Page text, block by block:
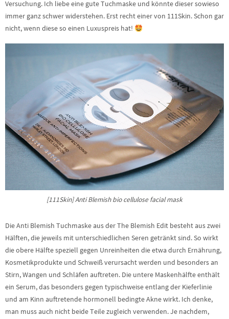
Versuchung. Ich liebe eine gute Tuchmaske und könnte dieser sowieso
immer ganz schwer widerstehen. Erst recht einer von 111Skin. Schon gar
nicht, wenn diese so einen Luxuspreis hat!
[111Skin] Anti Blemish bio cellulose facial mask
Die Anti Blemish Tuchmaske aus der The Blemish Edit besteht aus zwei
Hälften, die jeweils mit unterschiedlichen Seren getränkt sind. So wirkt
die obere Hälfte speziell gegen Unreinheiten die etwa durch Ernährung,
Kosmetikprodukte und Schweiß verursacht werden und besonders an
Stirn, Wangen und Schläfen auftreten. Die untere Maskenhälfte enthält
ein Serum, das besonders gegen typischweise entlang der Kieferlinie
und am Kinn auftretende hormonell bedingte Akne wirkt. Ich denke,
man muss auch nicht beide Teile zugleich verwenden. Je nachdem,